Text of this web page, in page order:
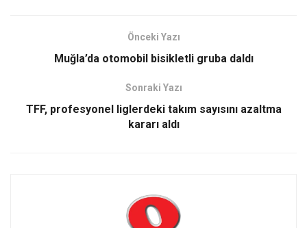
Önceki Yazı
Muğla’da otomobil bisikletli gruba daldı
Sonraki Yazı
TFF, profesyonel liglerdeki takım sayısını azaltma
kararı aldı